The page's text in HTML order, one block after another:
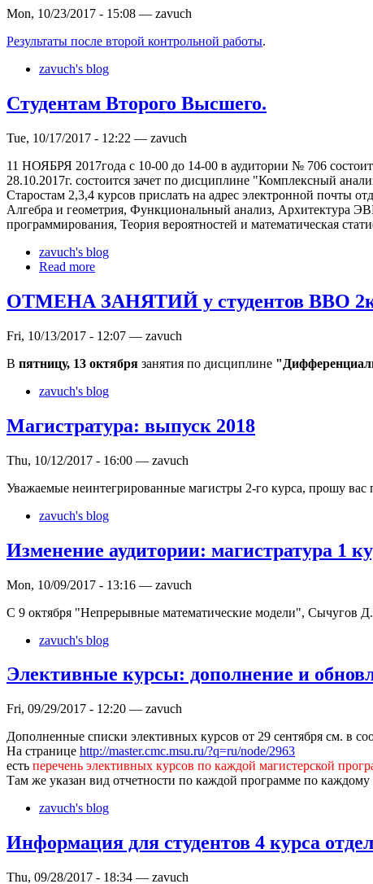
Mon, 10/23/2017 - 15:08 — zavuch
Результаты после второй контрольной работы.
zavuch's blog
Студентам Второго Высшего.
Tue, 10/17/2017 - 12:22 — zavuch
11 НОЯБРЯ 2017года с 10-00 до 14-00 в аудитории № 706
28.10.2017г. состоится зачет по дисциплине "Комплексный
Старостам 2,3,4 курсов прислать на адрес электронной почты
Алгебра и геометрия, Функциональный анализ, Архитектура
программирования, Теория вероятностей и математическая
zavuch's blog
Read more
ОТМЕНА ЗАНЯТИЙ у студентов ВВО
Fri, 10/13/2017 - 12:07 — zavuch
В пятницу, 13 октября занятия по дисциплине
zavuch's blog
Магистратура: выпуск 2018
Thu, 10/12/2017 - 16:00 — zavuch
Уважаемые неинтегрированные магистры 2-го курса, прошу вас
zavuch's blog
Изменение аудитории: магистратура 1
Mon, 10/09/2017 - 13:16 — zavuch
С 9 октября "Непрерывные математические модели", Сычугов
zavuch's blog
Элективные курсы: дополнение и
Fri, 09/29/2017 - 12:20 — zavuch
Дополненные списки элективных курсов от 29 сентября см. в
На странице http://master.cmc.msu.ru/?q=ru/node/2963
есть перечень элективных курсов по каждой магистерской
Там же указан вид отчетности по каждой программе по каждому
zavuch's blog
Информация для студентов 4 курса
Thu, 09/28/2017 - 18:34 — zavuch